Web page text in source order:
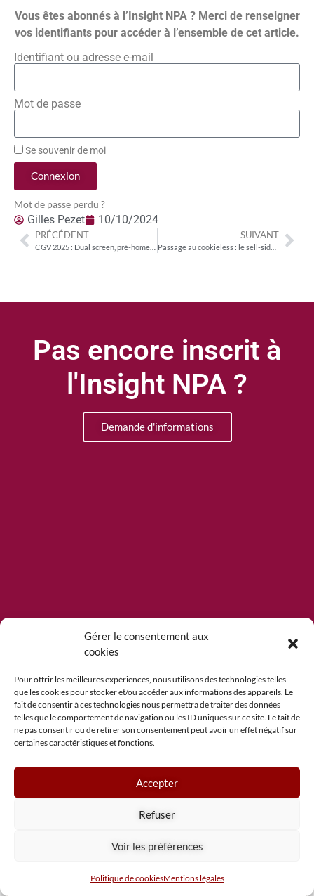
Gérer le consentement aux
cookies
Pour offrir les meilleures expériences, nous utilisons des technologies telles
que les cookies pour stocker et/ou accéder aux informations des appareils. Le
fait de consentir à ces technologies nous permettra de traiter des données
telles que le comportement de navigation ou les ID uniques sur ce site. Le fait de
ne pas consentir ou de retirer son consentement peut avoir un effet négatif sur
certaines caractéristiques et fonctions.
Accepter
Refuser
Voir les préférences
Politique de cookiesMentions légales
Vous êtes abonnés à l’Insight NPA ? Merci de renseigner
vos identifiants pour accéder à l’ensemble de cet article.
Identifiant ou adresse e-mail
Mot de passe
Se souvenir de moi
Connexion
Mot de passe perdu ?
Gilles Pezet 10/10/2024
PRÉCÉDENT SUIVANT
Passage au cookieless : le sell-side a basculé en 2024 !
Pas encore inscrit à
l'Insight NPA ?
Demande d'informations
L'édito de Philippe Bailly